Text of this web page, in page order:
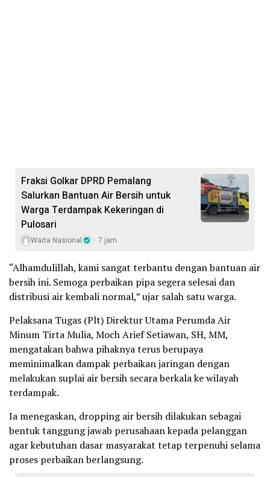
Fraksi Golkar DPRD Pemalang
Salurkan Bantuan Air Bersih untuk
Warga Terdampak Kekeringan di
Pulosari
Warta Nasional 7 jam
“Alhamdulillah, kami sangat terbantu dengan bantuan air
bersih ini. Semoga perbaikan pipa segera selesai dan
distribusi air kembali normal,” ujar salah satu warga.
Pelaksana Tugas (Plt) Direktur Utama Perumda Air
Minum Tirta Mulia, Moch Arief Setiawan, SH, MM,
mengatakan bahwa pihaknya terus berupaya
meminimalkan dampak perbaikan jaringan dengan
melakukan suplai air bersih secara berkala ke wilayah
terdampak.
Ia menegaskan, dropping air bersih dilakukan sebagai
bentuk tanggung jawab perusahaan kepada pelanggan
agar kebutuhan dasar masyarakat tetap terpenuhi selama
proses perbaikan berlangsung.